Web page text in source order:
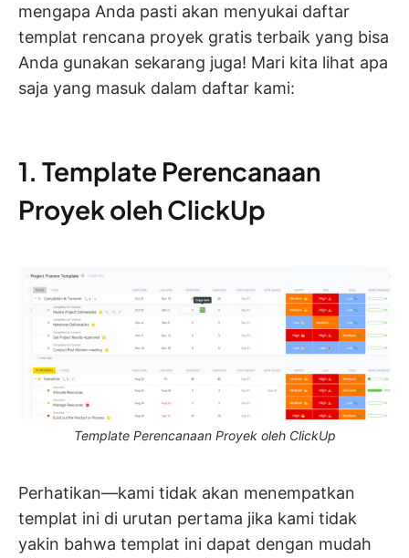
mengapa Anda pasti akan menyukai daftar
templat rencana proyek gratis terbaik yang bisa
Anda gunakan sekarang juga! Mari kita lihat apa
saja yang masuk dalam daftar kami:
1. Template Perencanaan
Proyek oleh ClickUp
Template Perencanaan Proyek oleh ClickUp
Perhatikan—kami tidak akan menempatkan
templat ini di urutan pertama jika kami tidak
yakin bahwa templat ini dapat dengan mudah